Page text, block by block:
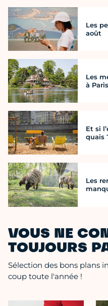
Les
août
Les
à Paris
Et si
quais
Les
VOUS NE
TOUJOURS
Sélection des bons plans
coup toute l'année !